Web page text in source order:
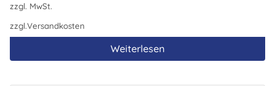
zzgl. MwSt.
zzgl.Versandkosten
Weiterlesen